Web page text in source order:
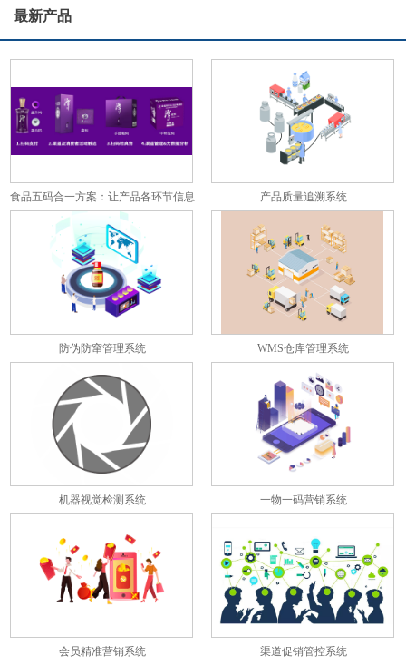
最新产品
食品五码合一方案：让产品各环节信息
彼此关联
产品质量追溯系统
防伪防窜管理系统 WMS仓库管理系统
机器视觉检测系统 一物一码营销系统
会员精准营销系统 渠道促销管控系统